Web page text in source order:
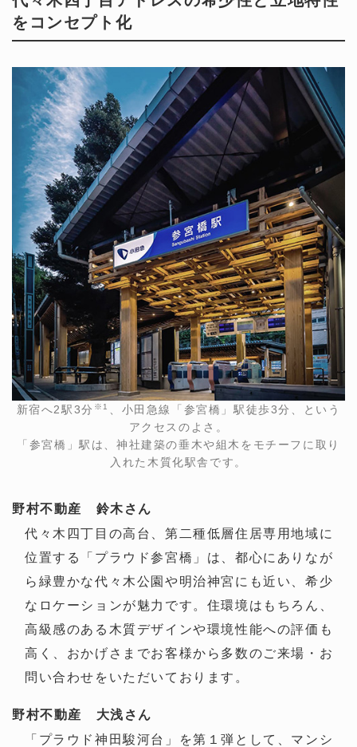
をコンセプト化
新宿へ2駅3分 ※1 、小田急線「参宮橋」駅徒歩3分、という
アクセスのよさ。
「参宮橋」駅は、神社建築の垂木や組木をモチーフに取り
入れた木質化駅舎です。
野村不動産 鈴木さん
代々木四丁目の高台、第二種低層住居専用地域に
位置する「プラウド参宮橋」は、都心にありなが
ら緑豊かな代々木公園や明治神宮にも近い、希少
なロケーションが魅力です。住環境はもちろん、
高級感のある木質デザインや環境性能への評価も
高く、おかげさまでお客様から多数のご来場・お
問い合わせをいただいております。
野村不動産 大浅さん
「プラウド神田駿河台」を第１弾として、マンシ